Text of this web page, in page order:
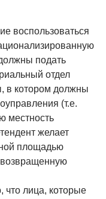
воспользоваться
подать
отдел
в котором должны
(т.е.
местность
желает
площадью
что лица, которые